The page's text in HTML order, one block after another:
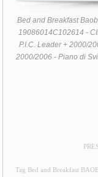
Bed and Breakfast
19086014C102614 -
P.I.C. Leader + 2000/
2000/2006 - Piano di
Tag Bed and Breakfast